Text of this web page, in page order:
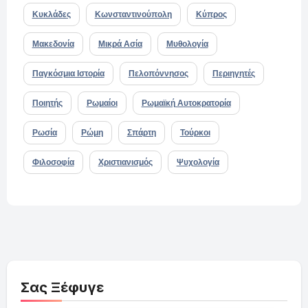
Κυκλάδες Κωνσταντινούπολη Κύπρος
Μακεδονία Μικρά Ασία Μυθολογία
Παγκόσμια Ιστορία Πελοπόννησος Περιηγητές
Ποιητής Ρωμαίοι Ρωμαϊκή Αυτοκρατορία
Ρωσία Ρώμη Σπάρτη Τούρκοι
Φιλοσοφία Χριστιανισμός Ψυχολογία
Σας Ξέφυγε